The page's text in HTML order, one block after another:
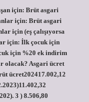
için: Brüt asgari
için: Brüt asgari
için (eş çalışıyorsa
için: İlk çocuk için
için %20 ek indirim
olacak? Asgari ücret
ücret202417.002,12
3 ) 8.506,80